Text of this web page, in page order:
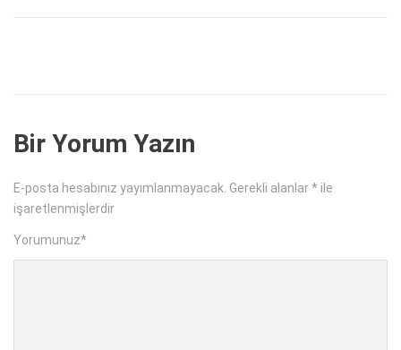
Bir Yorum Yazın
E-posta hesabınız yayımlanmayacak. Gerekli alanlar* ile
işaretlenmişlerdir
Yorumunuz*